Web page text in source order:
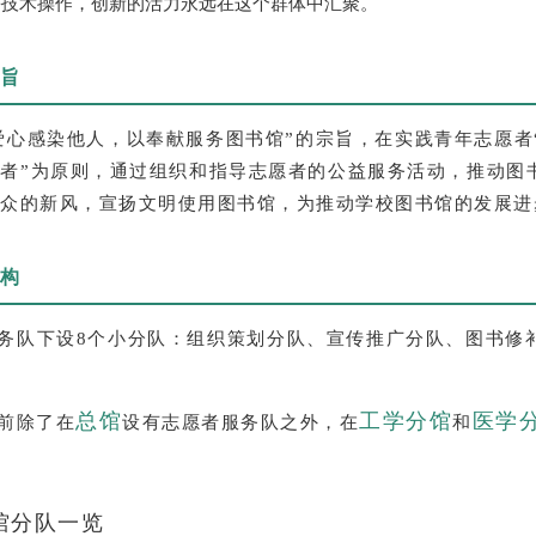
心感染他人，以奉献服务图书馆”的宗旨，在实践青年志愿
”为原则，通过组织和指导志愿者的公益服务活动，推动
的新风，宣扬文明使用图书馆，为推动学校图书馆的发展
队下设8个小分队：组织策划分队、宣传推广分队、图书
除了在总馆设有志愿者服务队之外，在工学分馆和 医学
分队一览